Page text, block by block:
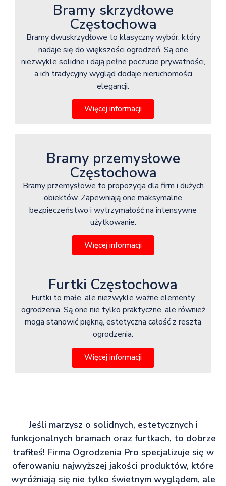
Bramy skrzydłowe
Częstochowa
Bramy dwuskrzydłowe to klasyczny wybór, który
nadaje się do większości ogrodzeń. Są one
niezwykle solidne i dają pełne poczucie prywatności,
a ich tradycyjny wygląd dodaje nieruchomości
elegancji.
Więcej informacji
Bramy przemysłowe
Częstochowa
Bramy przemysłowe to propozycja dla firm i dużych
obiektów. Zapewniają one maksymalne
bezpieczeństwo i wytrzymałość na intensywne
użytkowanie.
Więcej informacji
Furtki Częstochowa
Furtki to małe, ale niezwykle ważne elementy
ogrodzenia. Są one nie tylko praktyczne, ale również
mogą stanowić piękną, estetyczną całość z resztą
ogrodzenia.
Więcej informacji
Jeśli marzysz o solidnych, estetycznych i
funkcjonalnych bramach oraz furtkach, to dobrze
trafiłeś! Firma Ogrodzenia Pro specjalizuje się w
oferowaniu najwyższej jakości produktów, które
wyróżniają się nie tylko świetnym wyglądem, ale